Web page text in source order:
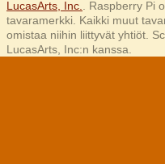
LucasArts, Inc.
. Raspberry Pi
tavaramerkki. Kaikki muut
omistaa niihin liittyvät yhtiöt.
LucasArts, Inc:n kanssa.